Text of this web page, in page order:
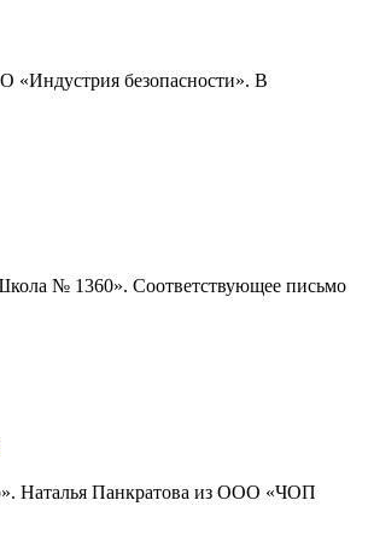
«Индустрия безопасности». В
№ 1360». Соответствующее письмо
Наталья Панкратова из ООО «ЧОП